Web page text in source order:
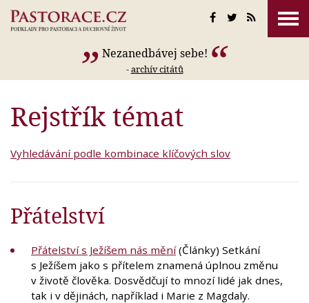
Nezanedbávej sebe!
-archív citátů
Rejstřík témat
Vyhledávání podle kombinace klíčových slov
Přátelství
Přátelství s Ježíšem nás mění(Články) Setkání
s Ježíšem jako s přítelem znamená úplnou změnu
v životě člověka. Dosvědčují to mnozí lidé jak dnes,
tak i v dějinách, například i Marie z Magdaly.